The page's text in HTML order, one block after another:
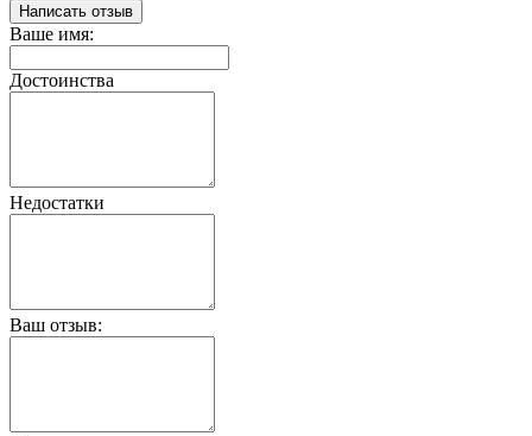
Написать отзыв
Ваше имя:
Достоинства
Недостатки
Ваш отзыв: